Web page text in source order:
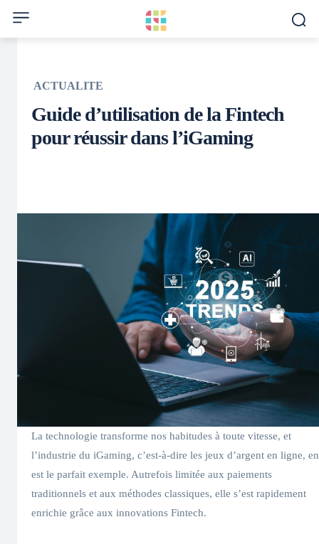
ACTUALITE
Guide d’utilisation de la Fintech
pour réussir dans l’iGaming
La technologie transforme nos habitudes à toute vitesse, et
l’industrie du iGaming, c’est-à-dire les jeux d’argent en ligne, en
est le parfait exemple. Autrefois limitée aux paiements
traditionnels et aux méthodes classiques, elle s’est rapidement
enrichie grâce aux innovations Fintech.